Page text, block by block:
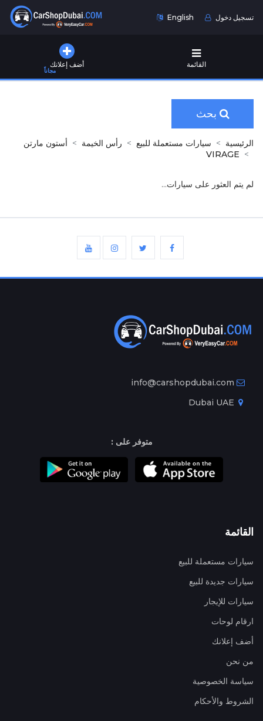
English تسجيل دخول
أضف إعلانك
مجاناً
القائمة
بحث
الرئيسية سيارات مستعملة للبيع رأس الخيمة
أستون مارتن
VIRAGE
لم يتم العثور على سيارات...
info@carshopdubai.com
متوفر على :
القائمة
سيارات مستعملة للبيع
سيارات جديدة للبيع
سيارات للإيجار
ارقام لوحات
أضف إعلانك
من نحن
سياسة الخصوصية
الشروط والأحكام